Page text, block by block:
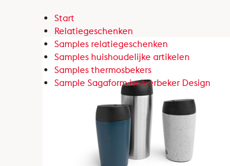
Start
Relatiegeschenken
Samples relatiegeschenken
Samples huishoudelijke artikelen
Samples thermosbekers
Sample Sagaform isoleerbeker Design